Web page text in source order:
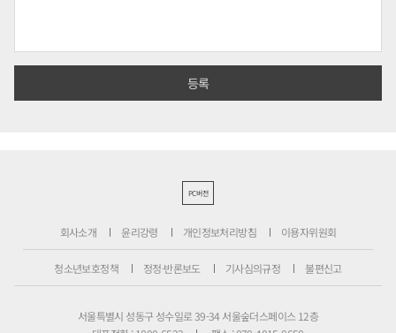
PC버전
회사소개 윤리강령 개인정보처리방침 이용자위원회
청소년보호정책 정정·반론보도 기사심의규정 불편신고
서울특별시 성동구 성수일로 39-34 서울숲더스페이스 12층